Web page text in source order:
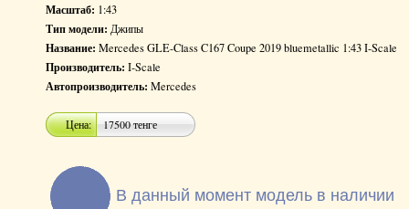
Масштаб: 1:43
Тип модели: Джипы
Название: Mercedes GLE-Class C167 Coupe 2019 bluemetallic 1:43 I-Scale
Производитель: I-Scale
Автопроизводитель: Mercedes
Цена: 17500 тенге
В данный момент модель в наличии